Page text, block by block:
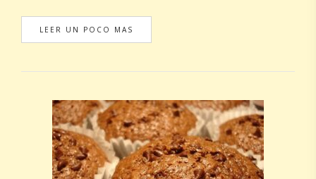
LEER UN POCO MAS